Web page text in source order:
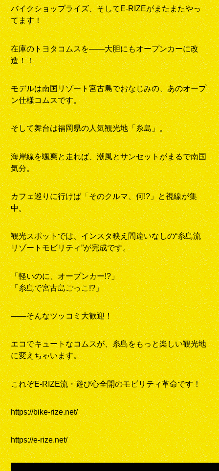
バイクショップライズ、そしてE-RIZEがまたまたやっ
てます！
在庫のトヨタコムスを――大胆にもオープンカーに改
造！！
モデルは南国リゾート宮古島でおなじみの、あのオープ
ン仕様コムスです。
そして舞台は福岡県の人気観光地「糸島」。
海岸線を颯爽と走れば、潮風とサンセットがまるで南国
気分。
カフェ巡りに行けば「そのクルマ、何!?」と視線が集
中。
観光スポットでは、インスタ映え間違いなしの“糸島流
リゾートモビリティ”が完成です。
「軽いのに、オープンカー!?」
「糸島で宮古島ごっこ!?」
――そんなツッコミ大歓迎！
エコでキュートなコムスが、糸島をもっと楽しい観光地
に変えちゃいます。
これぞE-RIZE流・遊び心全開のモビリティ革命です！
https://bike-rize.net/
https://e-rize.net/